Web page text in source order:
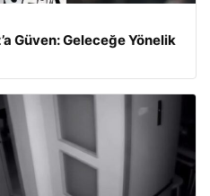
Güven: Geleceğe Yönelik